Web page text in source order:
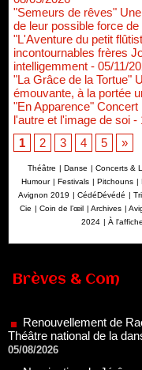
"Semeurs de rêves"
de leur possible force
"L'Aventure du petit
incontournables frères
intelligemment - 05/11/
"La Grâce de la Tortue"
émouvante, à la portée
"En Apparence"
l'autre et l'image de soi -
1
2 3 4 5 »
Théâtre | Danse | Concerts &
Humour | Festivals | Pitchouns |
Avignon 2019 | CédéDévédé |
Cie | Coin de l’œil | Archives |
2024 | À
Brèves & Com
Renouvellement de
Nomination de
Scène nationale de
22/07/2026